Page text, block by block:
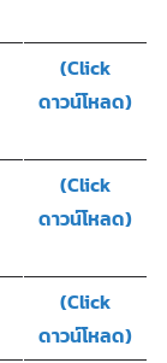
(Click
ดาวน์โหลด)
(Click
ดาวน์โหลด)
(Click
ดาวน์โหลด)